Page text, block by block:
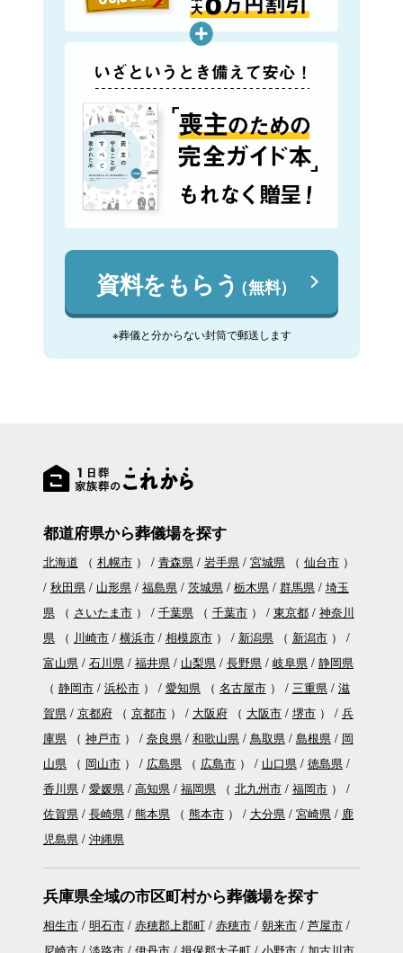
資料をもらう（無料）
※葬儀と分からない封筒で郵送します
都道府県から葬儀場を探す
北海道 （ 札幌市） 青森県 岩手県 宮城県（ 仙台市）
秋田県
山形県 福島県 茨城県 栃木県 群馬県
埼玉
県（ さいたま市） 千葉県（ 千葉市） 東京都
神奈川
県（ 川崎市 横浜市 相模原市） 新潟県（ 新潟市）
富山県
石川県 福井県 山梨県 長野県 岐阜県
静岡県
（ 静岡市 浜松市） 愛知県（ 名古屋市） 三重県
滋
賀県
京都府（ 京都市） 大阪府（ 大阪市 堺市）
兵
庫県（ 神戸市） 奈良県 和歌山県 鳥取県 島根県
岡
山県（ 岡山市） 広島県（ 広島市） 山口県
徳島県
香川県
愛媛県 高知県 福岡県（ 北九州市 福岡市）
佐賀県
長崎県 熊本県（ 熊本市） 大分県 宮崎県
鹿
児島県
沖縄県
兵庫県全域の市区町村から葬儀場を探す
相生市 明石市 赤穂郡上郡町 赤穂市 朝来市
芦屋市